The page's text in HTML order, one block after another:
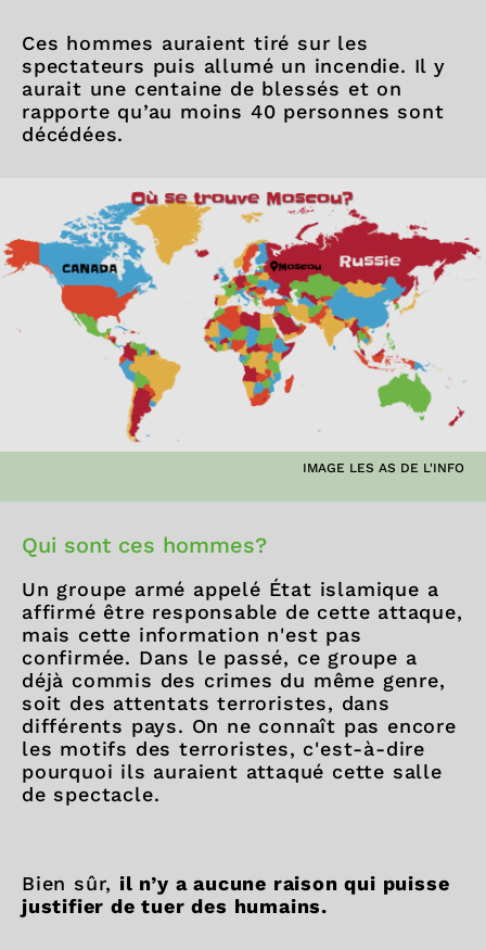
Ces hommes auraient tiré sur les
spectateurs puis allumé un incendie. Il y
aurait une centaine de blessés et on
rapporte qu’au moins 40 personnes sont
décédées.
IMAGE LES AS DE L'INFO
Qui sont ces hommes?
Un groupe armé appelé État islamique a
affirmé être responsable de cette attaque,
mais cette information n'est pas
confirmée. Dans le passé, ce groupe a
déjà commis des crimes du même genre,
soit des attentats terroristes, dans
différents pays. On ne connaît pas encore
les motifs des terroristes, c'est-à-dire
pourquoi ils auraient attaqué cette salle
de spectacle.
Bien sûr, il n’y a aucune raison qui puisse
justifier de tuer des humains.